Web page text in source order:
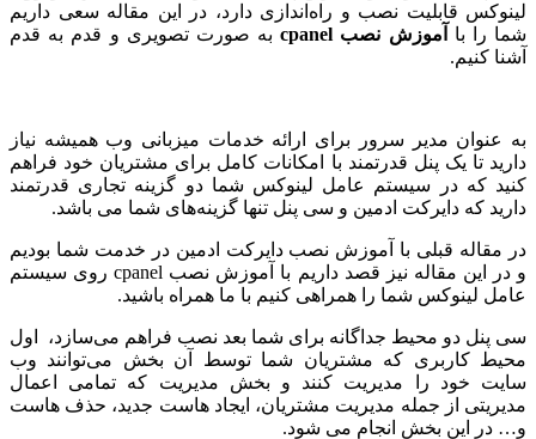
لینوکس قابلیت نصب و راه‌اندازی دارد، در این مقاله سعی داریم
شما را با
آموزش نصب cpanel
به صورت تصویری و قدم‌ به‌ قدم
آشنا کنیم.
به عنوان مدیر سرور برای ارائه خدمات میزبانی وب همیشه نیاز
دارید تا یک پنل قدرتمند با امکانات کامل برای مشتریان خود فراهم
کنید که در سیستم عامل لینوکس شما دو گزینه تجاری قدرتمند
دارید که دایرکت ادمین و سی پنل تنها گزینه‌های شما می باشد.
در مقاله قبلی با آموزش نصب دایرکت ادمین در خدمت شما بودیم
و در این مقاله نیز قصد داریم با آموزش نصب cpanel روی سیستم
عامل لینوکس شما را همراهی کنیم با ما همراه باشید.
سی پنل دو محیط جداگانه برای شما بعد نصب فراهم می‌سازد، اول
محیط کاربری که مشتریان شما توسط آن بخش می‌توانند وب
سایت خود را مدیریت کنند و بخش مدیریت که تمامی اعمال
مدیریتی از جمله مدیریت مشتریان، ایجاد هاست جدید، حذف هاست
و… در این بخش انجام می شود.